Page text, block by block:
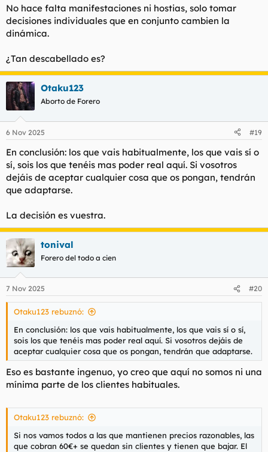
No hace falta manifestaciones ni hostias, solo tomar
decisiones individuales que en conjunto cambien la
dinámica.
¿Tan descabellado es?
Otaku123
Aborto de Forero
6 Nov 2025 #19
En conclusión: los que vais habitualmente, los que vais sí o
sí, sois los que tenéis mas poder real aquí. Si vosotros
dejáis de aceptar cualquier cosa que os pongan, tendrán
que adaptarse.
La decisión es vuestra.
tonival
Forero del todo a cien
7 Nov 2025 #20
Otaku123 rebuznó:
En conclusión: los que vais habitualmente, los que vais sí o sí,
sois los que tenéis mas poder real aquí. Si vosotros dejáis de
aceptar cualquier cosa que os pongan, tendrán que adaptarse.
Eso es bastante ingenuo, yo creo que aquí no somos ni una
mínima parte de los clientes habituales.
Otaku123 rebuznó:
Si nos vamos todos a las que mantienen precios razonables, las
que cobran 60€+ se quedan sin clientes y tienen que bajar. El